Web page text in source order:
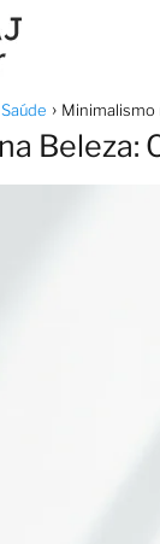
Minimalismo
Beleza: